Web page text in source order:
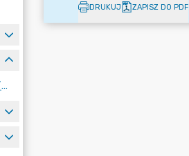
REJESTR ZARZĄDZEŃ BURMISTRZA MIASTA
DRUKUJ ZAPISZ DO PDF